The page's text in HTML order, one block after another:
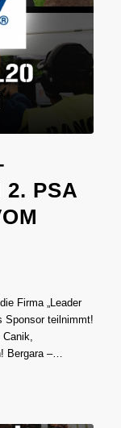
2. PSA
Firma „Leader
Sponsor teilnimmt!
Bergara –…